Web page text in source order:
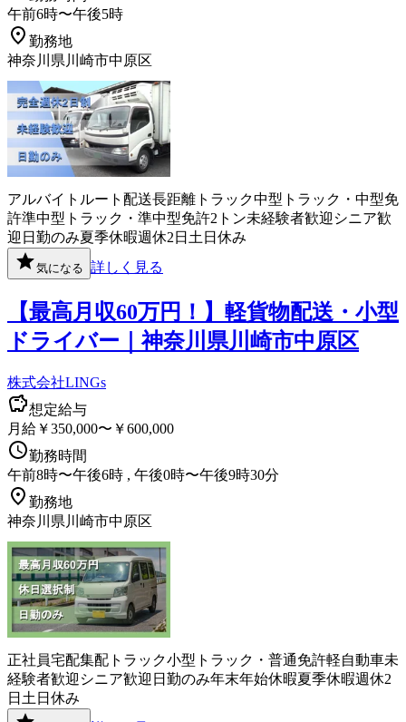
午前6時〜午後5時
勤務地
神奈川県川崎市中原区
アルバイト ルート配送長距離 トラック中型トラック・中型免
許準中型トラック・準中型免許2トン未経験者歓迎 シニア歓
迎 日勤のみ夏季休暇週休2日 土日休み
気になる 詳しく見る
【最高月収60万円！】軽貨物配送・小型
ドライバー｜神奈川県川崎市中原区
株式会社LINGs
想定給与
月給￥350,000〜￥600,000
勤務時間
午前8時〜午後6時 , 午後0時〜午後9時30分
勤務地
神奈川県川崎市中原区
正社員宅配集配 トラック小型トラック・普通免許軽自動車未
経験者歓迎 シニア歓迎 日勤のみ年末年始休暇夏季休暇週休2
日 土日休み